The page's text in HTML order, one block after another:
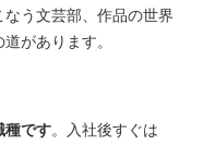
う文芸部、作品の世界
があります。
種です。入社後すぐは